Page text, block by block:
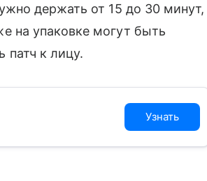
держать от 15 до 30 минут,
на упаковке могут быть
патч к лицу.
Узнать